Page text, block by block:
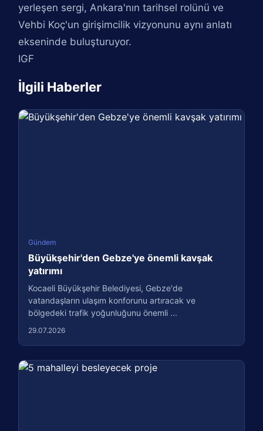
yerleşen sergi, Ankara'nın tarihsel rolünü ve
Vehbi Koç'un girişimcilik vizyonunu aynı anlatı
ekseninde buluşturuyor.
IGF
İlgili Haberler
Gündem
Büyükşehir'den Gebze'ye önemli kavşak
yatırımı
Kocaeli Büyükşehir Belediyesi, Gebze'de
vatandaşların ulaşım konforunu artıracak ve
bölgedeki trafik yoğunluğunu önemli ...
29.07.2026